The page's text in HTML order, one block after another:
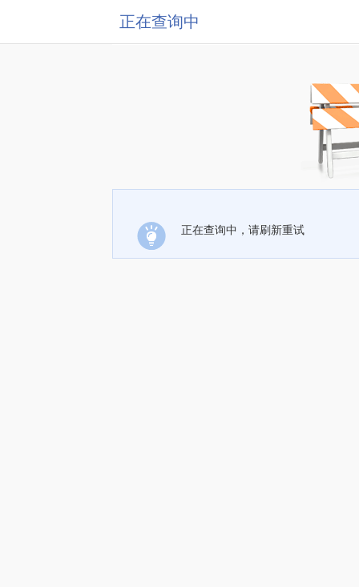
正在查询中
正在查询中，请刷新重试